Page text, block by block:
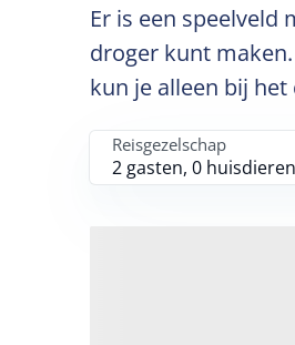
Er is een speelveld
droger kunt
kun je alleen bij
Reisgezelschap
2 gasten, 0 huisdieren